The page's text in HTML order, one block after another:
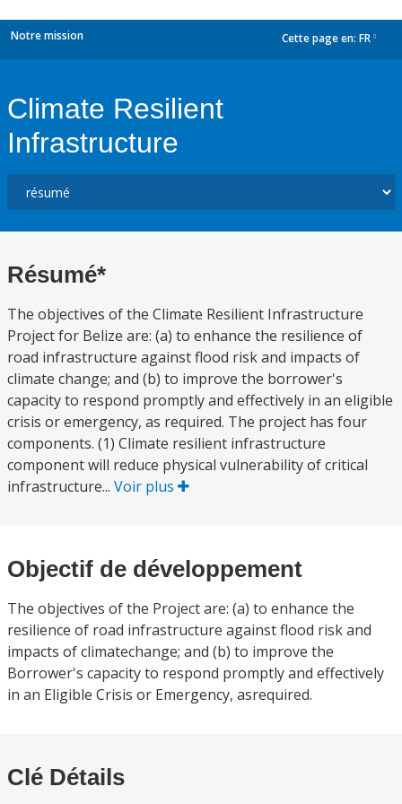
Notre mission Cette page en: FR
Climate Resilient
Infrastructure
Résumé*
The objectives of the Climate Resilient Infrastructure
Project for Belize are: (a) to enhance the resilience of
road infrastructure against flood risk and impacts of
climate change; and (b) to improve the borrower's
capacity to respond promptly and effectively in an eligible
crisis or emergency, as required. The project has four
components. (1) Climate resilient infrastructure
component will reduce physical vulnerability of critical
infrastructure... Voir plus
Objectif de développement
The objectives of the Project are: (a) to enhance the
resilience of road infrastructure against flood risk and
impacts of climatechange; and (b) to improve the
Borrower's capacity to respond promptly and effectively
in an Eligible Crisis or Emergency, asrequired.
Clé Détails